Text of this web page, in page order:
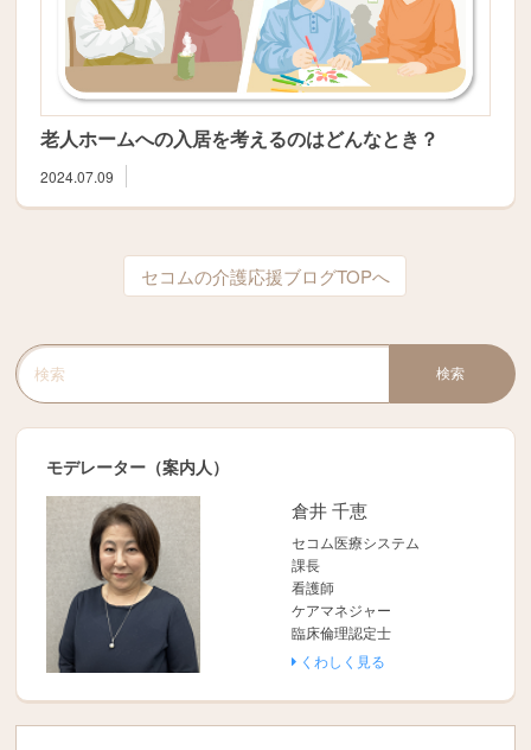
老人ホームへの入居を考えるのはどんなとき？
2024.07.09
セコムの介護応援ブログTOPへ
検索キーワード入力
検索
モデレーター（案内人）
倉井 千恵
セコム医療システム
課長
看護師
ケアマネジャー
臨床倫理認定士
くわしく見る